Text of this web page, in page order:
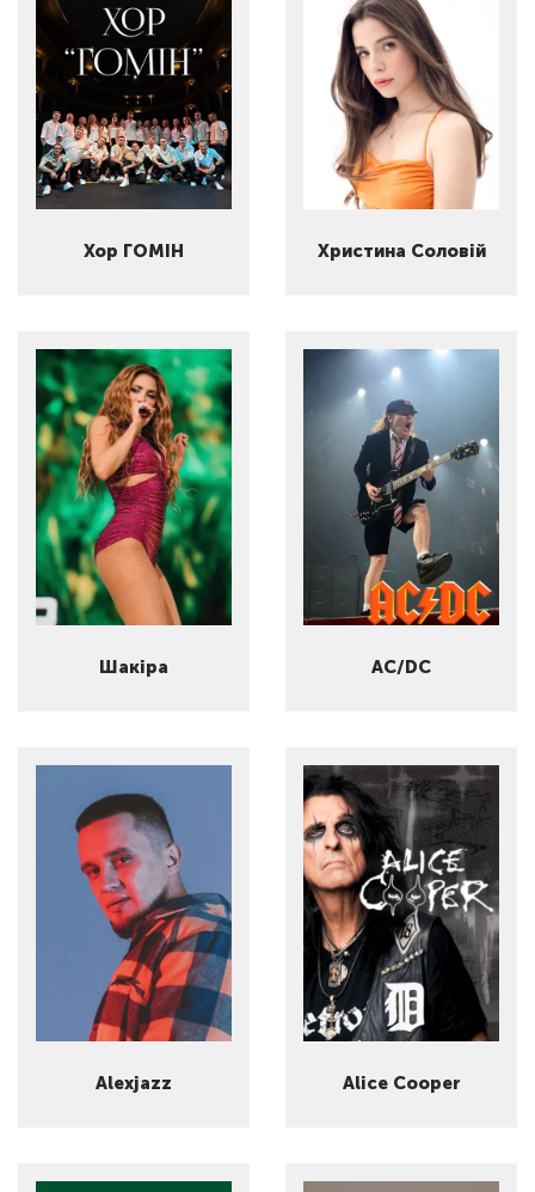
Хор ГОМІН Христина Соловій
Шакіра AC/DC
Alexjazz Alice Cooper